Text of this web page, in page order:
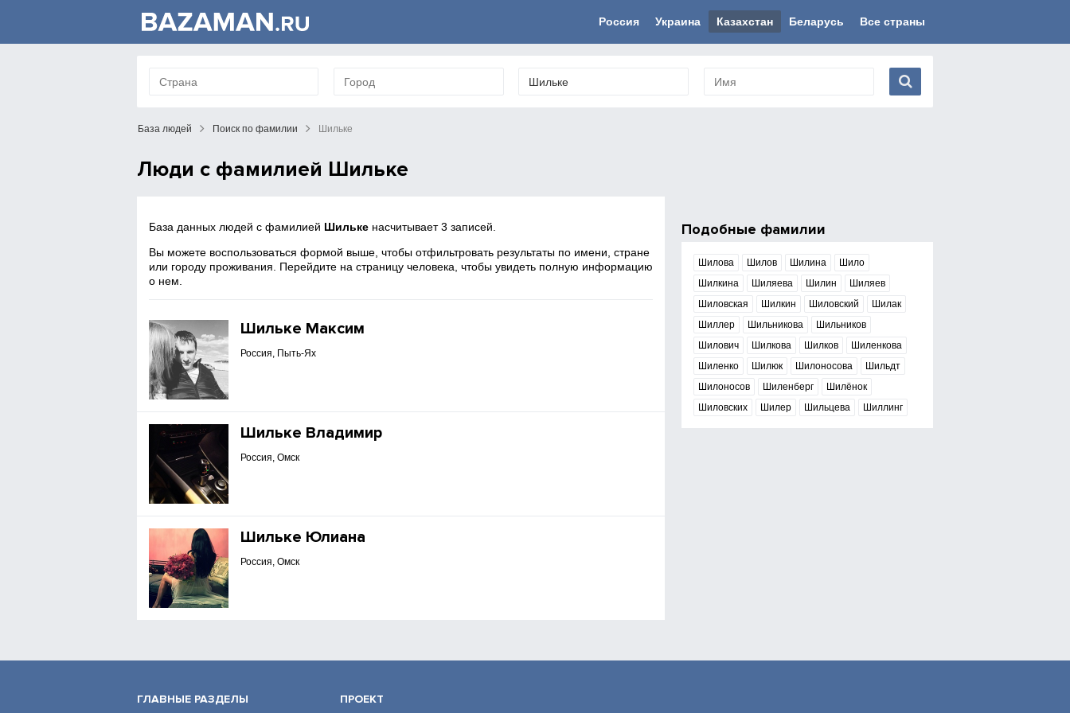
Россия Украина Казахстан Беларусь Все страны
База людей Поиск по фамилии Шильке
Люди с фамилией Шильке
База данных людей с фамилией Шильке насчитывает 3 записей.
Вы можете воспользоваться формой выше, чтобы отфильтровать результаты по имени, стране
или городу проживания. Перейдите на страницу человека, чтобы увидеть полную информацию
о нем.
Шильке Максим
Россия, Пыть-Ях
Шильке Владимир
Россия, Омск
Шильке Юлиана
Россия, Омск
Подобные фамилии
Шилова Шилов Шилина
Шило
Шилкина
Шиляева Шилин
Шиляев
Шиловская
Шилкин Шиловский
Шилак
Шиллер
Шильникова
Шильников
Шилович
Шилкова Шилков
Шиленкова
Шиленко
Шилюк Шилоносова
Шильдт
Шилоносов
Шиленберг
Шилёнок
Шиловских
Шилер Шильцева Шиллинг
ГЛАВНЫЕ РАЗДЕЛЫ ПРОЕКТ